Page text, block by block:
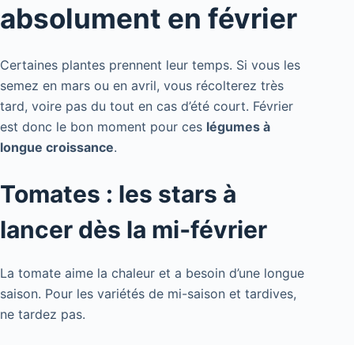
absolument en février
Certaines plantes prennent leur temps. Si vous les
semez en mars ou en avril, vous récolterez très
tard, voire pas du tout en cas d’été court. Février
est donc le bon moment pour ces légumes à
longue croissance.
Tomates : les stars à
lancer dès la mi‑février
La tomate aime la chaleur et a besoin d’une longue
saison. Pour les variétés de mi-saison et tardives,
ne tardez pas.